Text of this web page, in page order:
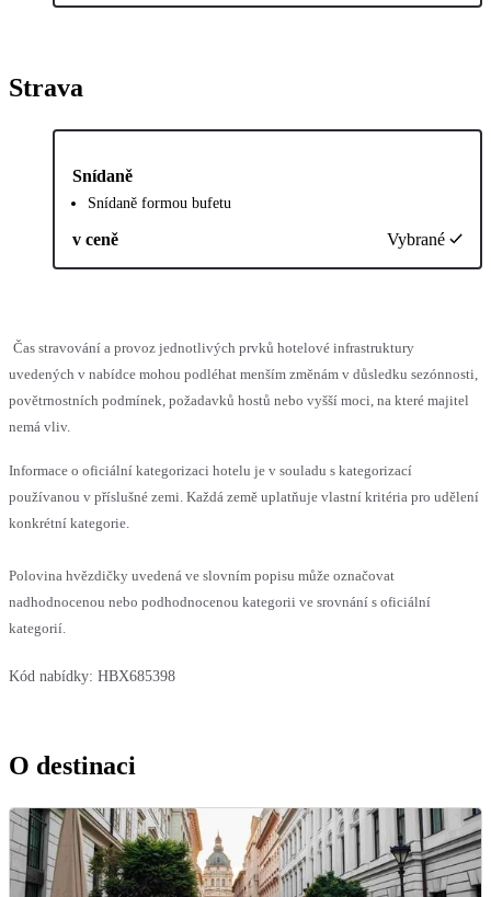
Strava
Snídaně
Snídaně formou bufetu
v ceně Vybrané
Čas stravování a provoz jednotlivých prvků hotelové infrastruktury
uvedených v nabídce mohou podléhat menším změnám v důsledku sezónnosti,
povětrnostních podmínek, požadavků hostů nebo vyšší moci, na které majitel
nemá vliv.
Informace o oficiální kategorizaci hotelu je v souladu s kategorizací
používanou v příslušné zemi. Každá země uplatňuje vlastní kritéria pro udělení
konkrétní kategorie.
Polovina hvězdičky uvedená ve slovním popisu může označovat
nadhodnocenou nebo podhodnocenou kategorii ve srovnání s oficiální
kategorií.
Kód nabídky: HBX685398
O destinaci